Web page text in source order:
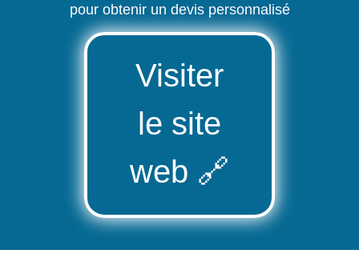
pour obtenir un devis personnalisé
Visiter
le site
web 🔗